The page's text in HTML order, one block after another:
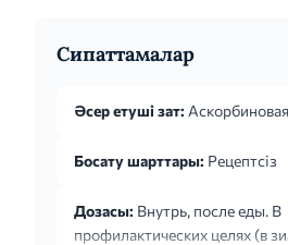
Сипаттамалар
Әсер етуші зат:
Босату шарттары: Рецептсіз
Дозасы: Внутрь, после еды. В
профилактических целях (в